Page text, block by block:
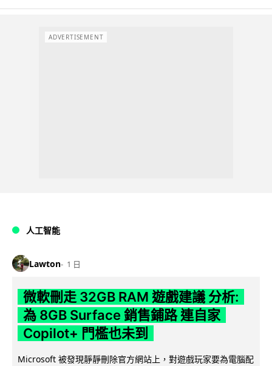
ADVERTISEMENT
人工智能
Lawton 1 日
微軟刪走 32GB RAM 遊戲建議 分析:
為 8GB Surface 銷售鋪路 連自家
Copilot+ 門檻也未到
Microsoft 被發現靜靜刪除官方網站上，對遊戲玩家要為電腦配